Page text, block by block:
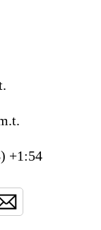
+1:54